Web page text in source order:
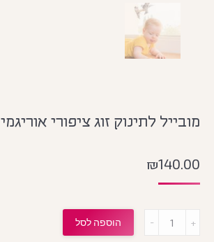
מובייל לתינוק זוג ציפורי אוריגמי
₪140.00
הוספה לסל